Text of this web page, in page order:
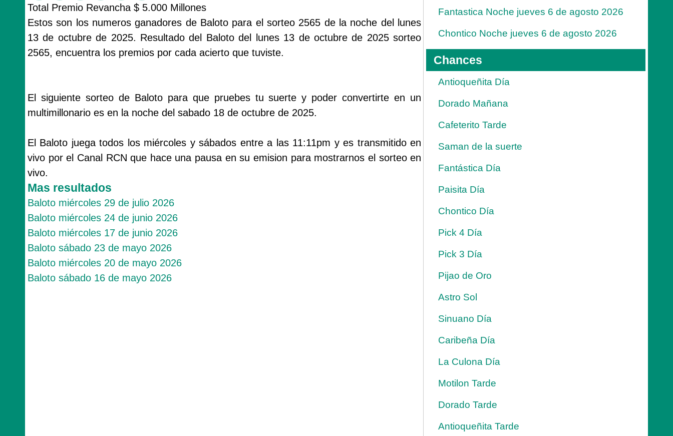
Total Premio Revancha $ 5.000 Millones
Estos son los numeros ganadores de Baloto para el sorteo 2565 de la noche del lunes
13 de octubre de 2025. Resultado del Baloto del lunes 13 de octubre de 2025 sorteo
2565, encuentra los premios por cada acierto que tuviste.
El siguiente sorteo de Baloto para que pruebes tu suerte y poder convertirte en un
multimillonario es en la noche del sabado 18 de octubre de 2025.
El Baloto juega todos los miércoles y sábados entre a las 11:11pm y es transmitido en
vivo por el Canal RCN que hace una pausa en su emision para mostrarnos el sorteo en
vivo.
Mas resultados
Baloto miércoles 29 de julio 2026
Baloto miércoles 24 de junio 2026
Baloto miércoles 17 de junio 2026
Baloto sábado 23 de mayo 2026
Baloto miércoles 20 de mayo 2026
Baloto sábado 16 de mayo 2026
Fantastica Noche jueves 6 de agosto 2026
Chontico Noche jueves 6 de agosto 2026
Chances
Antioqueñita Día
Dorado Mañana
Cafeterito Tarde
Saman de la suerte
Fantástica Día
Paisita Día
Chontico Día
Pick 4 Día
Pick 3 Día
Pijao de Oro
Astro Sol
Sinuano Día
Caribeña Día
La Culona Día
Motilon Tarde
Dorado Tarde
Antioqueñita Tarde